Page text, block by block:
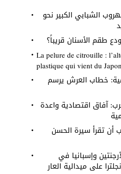
الشبابي الكبير نحو
طقم الأسنان قريباً؟
La pelure de citrouille :
plastique qui vient du Japon
خطاب العرش يرسم
آفاق اقتصادية واعدة
أن تقرأ سيرة الحسن
العالم 2026: الأرجنتين وإسبانيا في
على ميدالية العار